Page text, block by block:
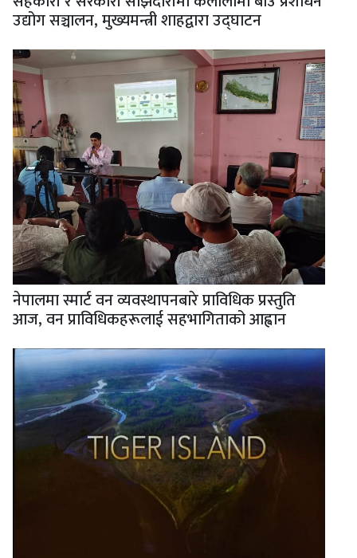
उद्योग सञ्चालन, मुख्यमन्त्री शाहद्वारा उद्घाटन
नेपालमा स्मार्ट वन व्यवस्थापनबारे प्राविधिक प्रस्तुति
आज, वन प्राविधिकहरूलाई सहभागिताको आह्वान